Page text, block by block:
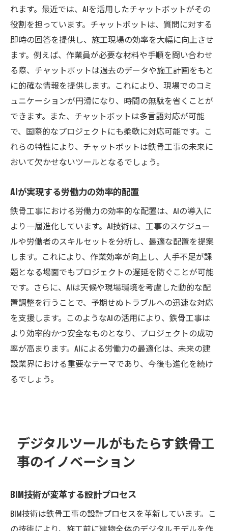
れます。最近では、AIを活用したチャットボットがその
役割を担っています。チャットボットは、質問に対する
即時の回答を提供し、施工現場の効率を大幅に向上させ
ます。例えば、作業員が必要な材料や手順を問い合わせ
る際、チャットボットは過去のデータや施工計画をもと
に的確な情報を提供します。これにより、現場でのコミ
ュニケーションが円滑になり、時間の無駄を省くことが
できます。また、チャットボットは多言語対応が可能
で、国際的なプロジェクトにも柔軟に対応可能です。こ
れらの特性により、チャットボットは鉄骨工事の未来に
おいて欠かせないツールとなるでしょう。
AIが実現する労働力の効率的配置
鉄骨工事における労働力の効率的な配置は、AIの導入に
より一層進化しています。AI技術は、工事のスケジュー
ルや労働者のスキルセットを分析し、最適な配置を提案
します。これにより、作業効率が向上し、人手不足が課
題となる場面でもプロジェクトの遅延を防ぐことが可能
です。さらに、AIは天候や現場環境を考慮した動的な配
置調整を行うことで、予期せぬトラブルへの迅速な対応
を支援します。このようなAIの活用により、鉄骨工事は
より効率的かつ安全なものとなり、プロジェクトの成功
率が高まります。AIによる労働力の最適化は、未来の建
設業界における重要なテーマであり、今後も進化を続け
るでしょう。
デジタルツールがもたらす鉄骨工
事のイノベーション
BIM技術が変革する設計プロセス
BIM技術は鉄骨工事の設計プロセスを革新しています。こ
の技術により、施工前に建物全体のデジタルモデルを作